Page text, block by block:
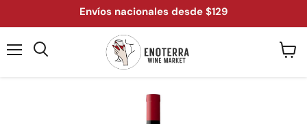
Envíos nacionales desde $129